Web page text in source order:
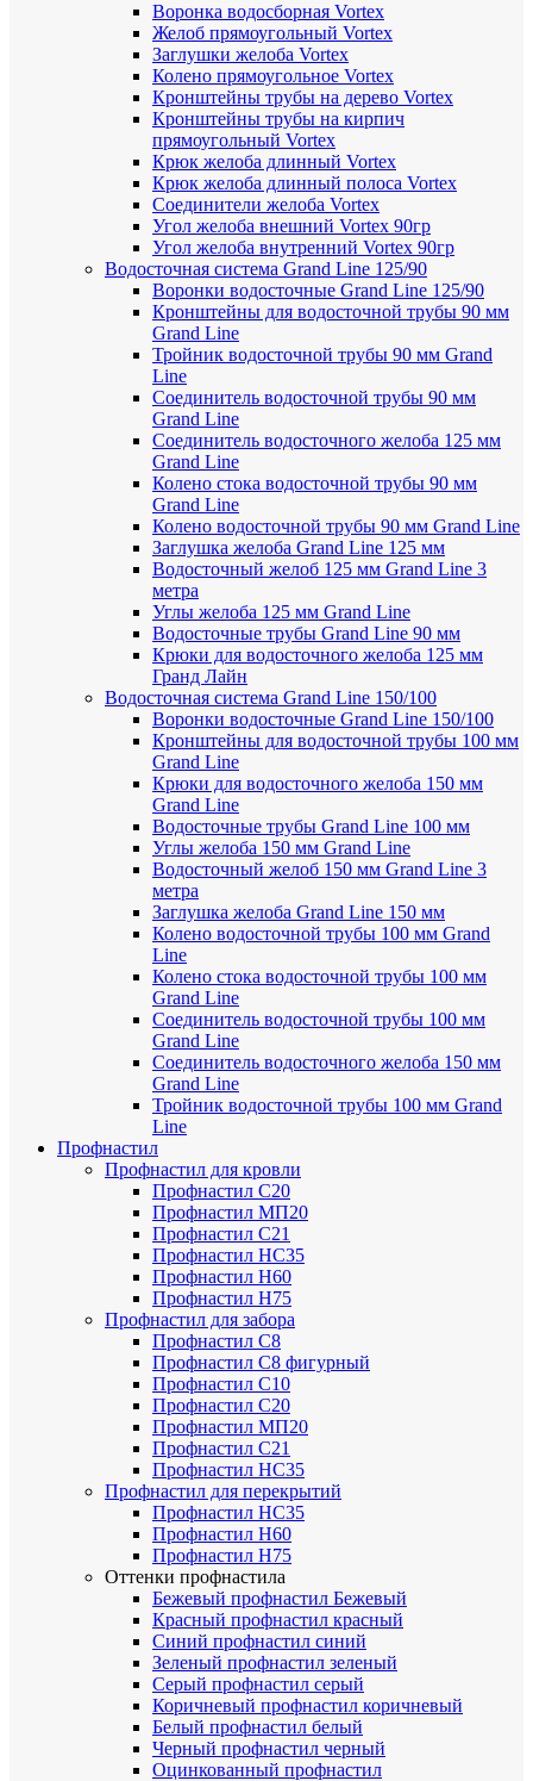
Воронка водосборная Vortex
Желоб прямоугольный Vortex
Заглушки желоба Vortex
Колено прямоугольное Vortex
Кронштейны трубы на дерево Vortex
Кронштейны трубы на кирпич
прямоугольный Vortex
Крюк желоба длинный Vortex
Крюк желоба длинный полоса Vortex
Соединители желоба Vortex
Угол желоба внешний Vortex 90гр
Угол желоба внутренний Vortex 90гр
Водосточная система Grand Line 125/90
Воронки водосточные Grand Line 125/90
Кронштейны для водосточной трубы 90 мм
Grand Line
Тройник водосточной трубы 90 мм Grand
Line
Соединитель водосточной трубы 90 мм
Grand Line
Соединитель водосточного желоба 125 мм
Grand Line
Колено стока водосточной трубы 90 мм
Grand Line
Колено водосточной трубы 90 мм Grand Line
Заглушка желоба Grand Line 125 мм
Водосточный желоб 125 мм Grand Line 3
метра
Углы желоба 125 мм Grand Line
Водосточные трубы Grand Line 90 мм
Крюки для водосточного желоба 125 мм
Гранд Лайн
Водосточная система Grand Line 150/100
Воронки водосточные Grand Line 150/100
Кронштейны для водосточной трубы 100 мм
Grand Line
Крюки для водосточного желоба 150 мм
Grand Line
Водосточные трубы Grand Line 100 мм
Углы желоба 150 мм Grand Line
Водосточный желоб 150 мм Grand Line 3
метра
Заглушка желоба Grand Line 150 мм
Колено водосточной трубы 100 мм Grand
Line
Колено стока водосточной трубы 100 мм
Grand Line
Соединитель водосточной трубы 100 мм
Grand Line
Соединитель водосточного желоба 150 мм
Grand Line
Тройник водосточной трубы 100 мм Grand
Line
Профнастил
Профнастил для кровли
Профнастил С20
Профнастил МП20
Профнастил С21
Профнастил НС35
Профнастил Н60
Профнастил Н75
Профнастил для забора
Профнастил С8
Профнастил С8 фигурный
Профнастил С10
Профнастил С20
Профнастил МП20
Профнастил С21
Профнастил НС35
Профнастил для перекрытий
Профнастил НС35
Профнастил Н60
Профнастил Н75
Оттенки профнастила
Бежевый профнастил Бежевый
Красный профнастил красный
Синий профнастил синий
Зеленый профнастил зеленый
Серый профнастил серый
Коричневый профнастил коричневый
Белый профнастил белый
Черный профнастил черный
Оцинкованный профнастил